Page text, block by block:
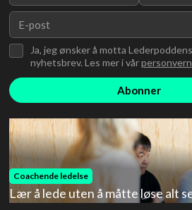
Ja, jeg ønsker å motta
nyhetsbrev. Les mer i vår
Coachende ledelse
Lær å lede uten å måtte løse alt